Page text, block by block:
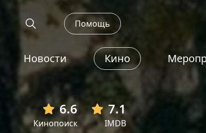
Помощь
Новости Кино
6.6
Кинопоиск
7.1
IMDB